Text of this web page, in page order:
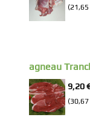
agneau
9,20